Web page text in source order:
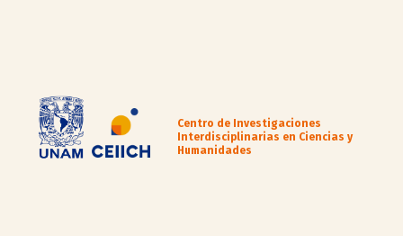
Centro de Investigaciones
Interdisciplinarias en Ciencias y
Humanidades